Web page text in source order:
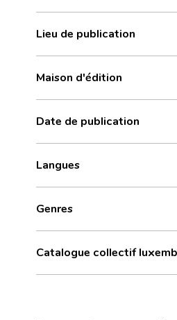
Lieu de publication
Maison d'édition
Date de publication
Langues
Genres
Catalogue collectif